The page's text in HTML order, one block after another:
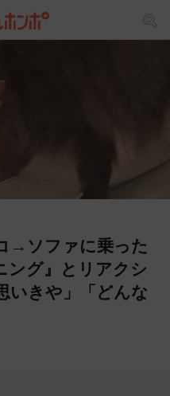
→ソファに乗った
グ』とリアクシ
いきや」「どんな